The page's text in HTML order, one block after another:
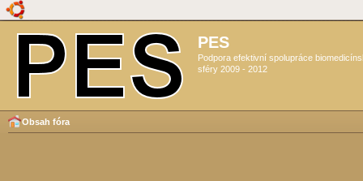
PES
Podpora efektivní spolupráce
sféry 2009 - 2012
Obsah fóra